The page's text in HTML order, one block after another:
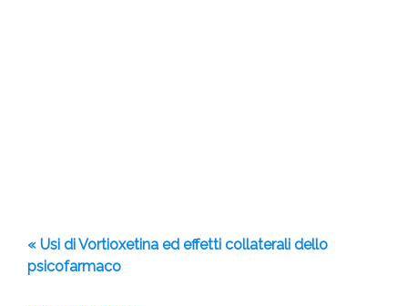
« Usi di Vortioxetina ed effetti collaterali dello
psicofarmaco